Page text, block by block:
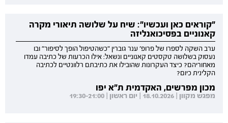
"קוראים כאן ועכשיו": שיח על שלושה תיאורי מקרה
קאנוניים בפסיכואנליזה
ערב השקה לספרו של פרופ' ענר גוברין "כשהטיפול הופך לסיפור" ובו
נעסוק בשלושה טקסטים קאנוניים ונשאל: אילו הכרעות של כתיבה עמדו
מאחוריהם? כיצד העקרונות שהובילו את כתיבתם רלוונטיים לכתיבה
הקלינית כיום?
מכון מפרשים, האקדמית ת"א יפו
מפגש מקוון | 18.10.2026 | יום ראשון | 19:30-21:00